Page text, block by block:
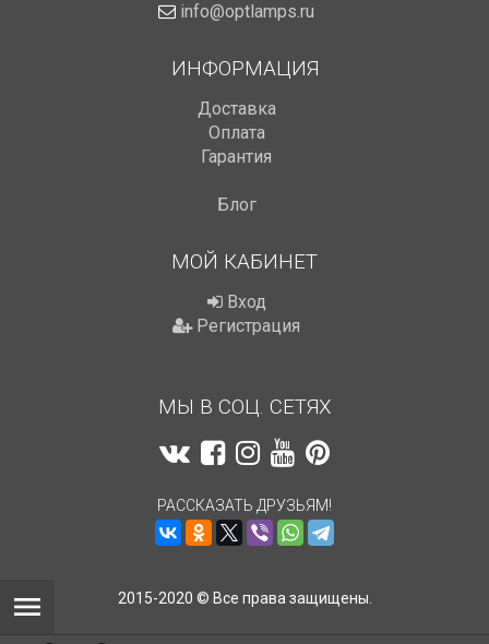
info@optlamps.ru
ИНФОРМАЦИЯ
Доставка
Оплата
Гарантия
Блог
МОЙ КАБИНЕТ
Вход
Регистрация
МЫ В СОЦ. СЕТЯХ
РАССКАЗАТЬ ДРУЗЬЯМ!
2015-2020 © Все права защищены.